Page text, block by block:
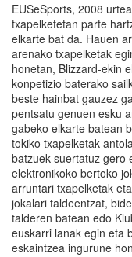
EUSeSports, 2008
txapelketetan parte
elkarte bat da. Hauen
arenako txapelketak
honetan, Blizzard-ekin
konpetizio baterako
beste hainbat gauzez
pentsatu genuen esku
gabeko elkarte batean
tokiko txapelketak
batzuek suertatuz gero
elektronikoko bertoko
arruntari txapelketak
jokalari taldeentzat,
talderen batean edo
euskarri lanak egin eta
eskaintzea ingurune